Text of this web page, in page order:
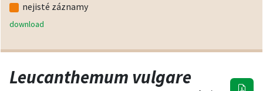
nejisté záznamy
download
Leucanthemum vulgare